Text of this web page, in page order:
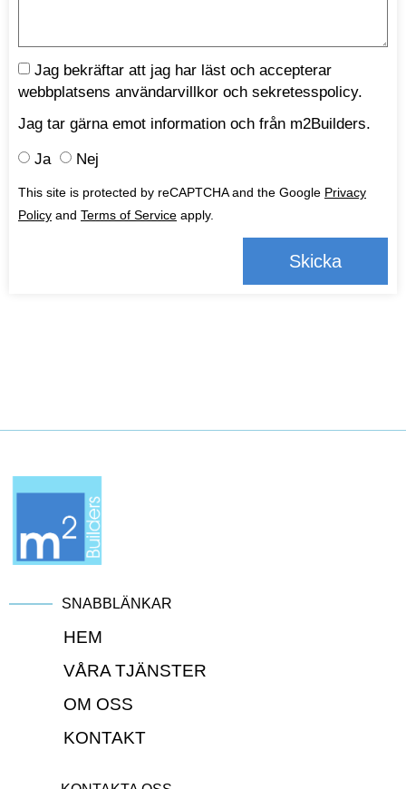
Jag bekräftar att jag har läst och accepterar
webbplatsens användarvillkor och sekretesspolicy.
Jag tar gärna emot information och från m2Builders.
Ja Nej
This site is protected by reCAPTCHA and the Google Privacy
Policy and Terms of Service apply.
Skicka
SNABBLÄNKAR
HEM
VÅRA TJÄNSTER
OM OSS
KONTAKT